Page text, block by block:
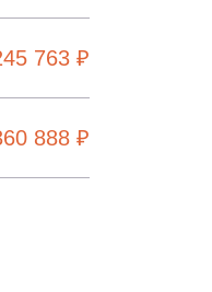
763 ₽
888 ₽